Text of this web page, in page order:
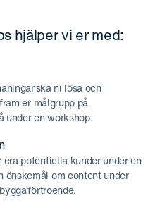
hjälper vi er med:
ska ni lösa och
er målgrupp på
under en workshop.
potentiella kunder under en
önskemål om content under
förtroende.